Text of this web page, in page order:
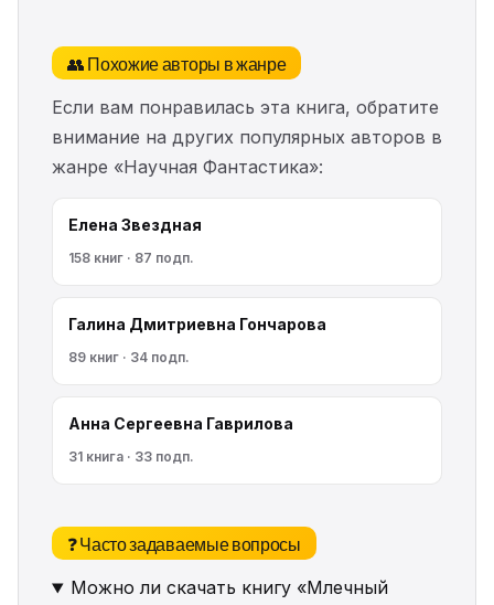
👥 Похожие авторы в жанре
Если вам понравилась эта книга, обратите
внимание на других популярных авторов в
жанре «Научная Фантастика»:
Елена Звездная
158 книг · 87 подп.
Галина Дмитриевна Гончарова
89 книг · 34 подп.
Анна Сергеевна Гаврилова
31 книга · 33 подп.
❓ Часто задаваемые вопросы
Можно ли скачать книгу «Млечный